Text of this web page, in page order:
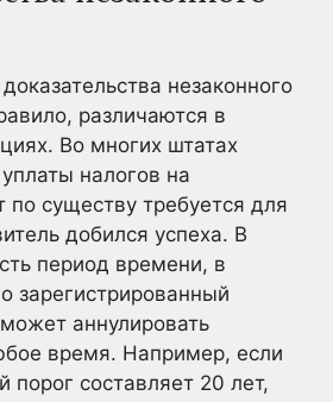
незаконного
различаются в
Во многих штатах
налогов на
по существу требуется для
добился успеха. В
период времени, в
зарегистрированный
аннулировать
время. Например, если
порог составляет 20 лет,